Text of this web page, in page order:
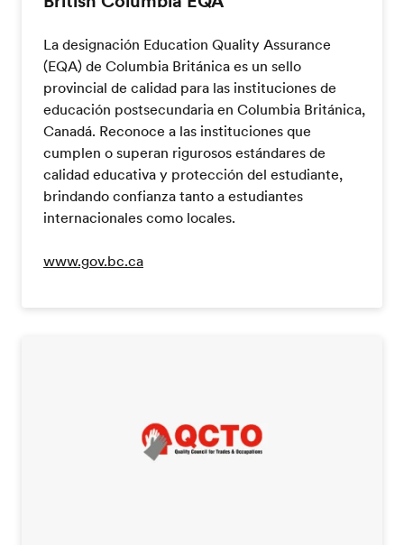
La designación Education Quality Assurance
(EQA) de Columbia Británica es un sello
provincial de calidad para las instituciones de
educación postsecundaria en Columbia Británica,
Canadá. Reconoce a las instituciones que
cumplen o superan rigurosos estándares de
calidad educativa y protección del estudiante,
brindando confianza tanto a estudiantes
internacionales como locales.
www.gov.bc.ca